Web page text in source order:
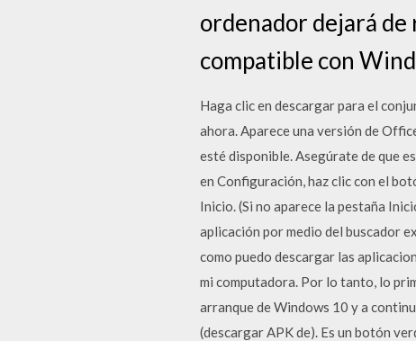
ordenador dejará de
compatible con
Haga clic en descargar para el
ahora. Aparece una versión de
esté disponible. Asegúrate de que
en Configuración, haz clic con el
Inicio. (Si no aparece la pestaña
aplicación por medio del buscador
como puedo descargar las
mi computadora. Por lo tanto, lo
arranque de Windows 10 y a
(descargar APK de). Es un botón